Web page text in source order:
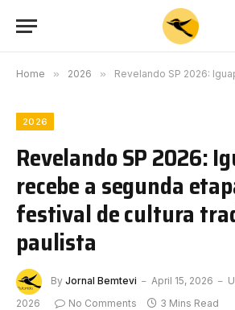
Home » 2026 » Revelando SP 2026: Iguape recebe a segunda
2026
Revelando SP 2026:
recebe a segunda
festival de cultura
paulista
By Jornal Bemtevi April 15, 2026
2026
No Comments 3 Mins Read